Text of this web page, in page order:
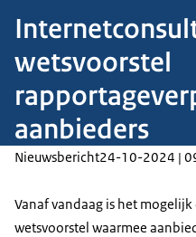
wetsvoorstel
aanbieders
Nieuwsbericht24-10-2024 |
Vanaf vandaag is het
wetsvoorstel waarmee